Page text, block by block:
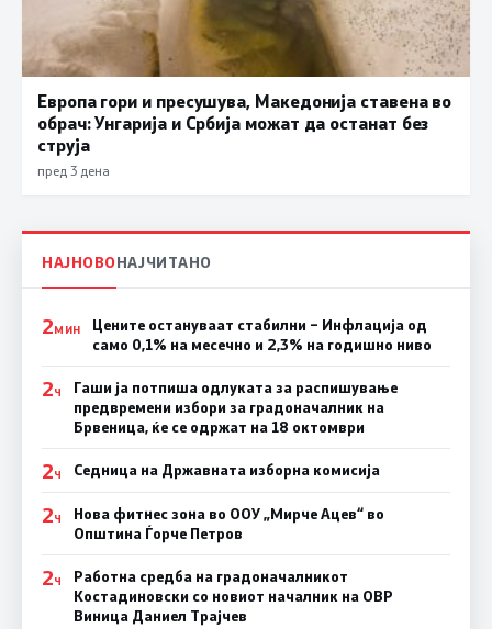
Европа гори и пресушува, Македонија ставена во
обрач: Унгарија и Србија можат да останат без
струја
пред 3 дена
НАЈНОВОНАЈЧИТАНО
2МИН
Цените остануваат стабилни – Инфлација од
само 0,1% на месечно и 2,3% на годишно ниво
2Ч
Гаши ја потпиша одлуката за распишување
предвремени избори за градоначалник на
Брвеница, ќе се одржат на 18 октомври
2Ч Седница на Државната изборна комисија
2Ч
Нова фитнес зона во ООУ „Мирче Ацев“ во
Општина Ѓорче Петров
2Ч
Работна средба на градоначалникот
Костадиновски со новиот началник на ОВР
Виница Даниел Трајчев